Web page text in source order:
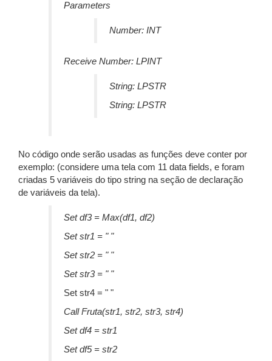
Parameters
Number: INT
Receive Number: LPINT
String: LPSTR
String: LPSTR
No código onde serão usadas as funções deve conter por
exemplo: (considere uma tela com 11 data fields, e foram
criadas 5 variáveis do tipo string na seção de declaração
de variáveis da tela).
Set df3 = Max(df1, df2)
Set str1 = " "
Set str2 = " "
Set str3 = " "
Set str4 = " "
Call Fruta(str1, str2, str3, str4)
Set df4 = str1
Set df5 = str2